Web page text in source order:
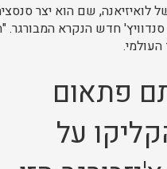
שם הוא יצר סנסציה.
לואיס 1904 שיש סנדוויץ' חדש
פתאום
על